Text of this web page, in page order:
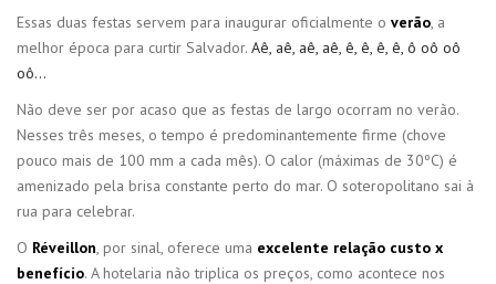
Essas duas festas servem para inaugurar oficialmente o verão, a
melhor época para curtir Salvador. Aê, aê, aê, aê, ê, ê, ê, ê, ô oô oô
oô…
Não deve ser por acaso que as festas de largo ocorram no verão.
Nesses três meses, o tempo é predominantemente firme (chove
pouco mais de 100 mm a cada mês). O calor (máximas de 30ºC) é
amenizado pela brisa constante perto do mar. O soteropolitano sai à
rua para celebrar.
O Réveillon, por sinal, oferece uma excelente relação custo x
benefício. A hotelaria não triplica os preços, como acontece nos